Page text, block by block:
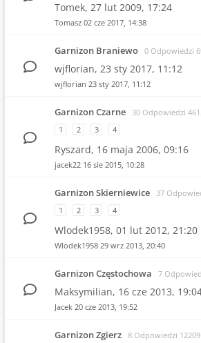
Tomek, 27 lut 2009, 17:24
Tomasz 02 cze 2017, 14:38
Garnizon Braniewo 0 Odpowiedzi
wjflorian, 23 sty 2017, 11:12
wjflorian 23 sty 2017, 11:12
Garnizon Czarne 30 Odpowiedzi
1
2 3 4
Ryszard, 16 maja 2006, 09:16
jacek22 16 sie 2015, 10:28
Garnizon Skierniewice 37
1
2 3 4
Wlodek1958, 01 lut 2012, 21:20
Wlodek1958 29 wrz 2013, 20:40
Garnizon Częstochowa 7
Maksymilian, 16 cze 2013,
Jacek 20 cze 2013, 19:52
Garnizon Zgierz 8 Odpowiedzi